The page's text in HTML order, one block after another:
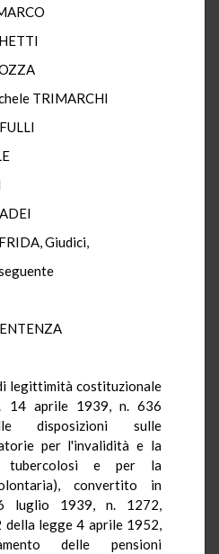
TRIMARCHI
Giudici,
legittimità costituzionale
14 aprile 1939, n. 636
disposizioni sulle
per l'invalidità e la
tubercolosi e per la
convertito in
luglio 1939, n. 1272,
legge 4 aprile 1952,
delle pensioni